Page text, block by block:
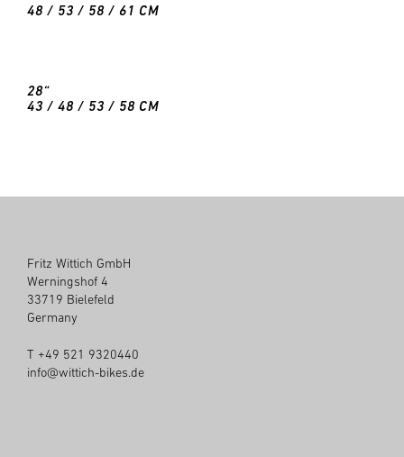
48 / 53 / 58 / 61 CM
28“
43 / 48 / 53 / 58 CM
Fritz Wittich GmbH
Werningshof 4
33719 Bielefeld
Germany
T +49 521 9320440
info@wittich-bikes.de